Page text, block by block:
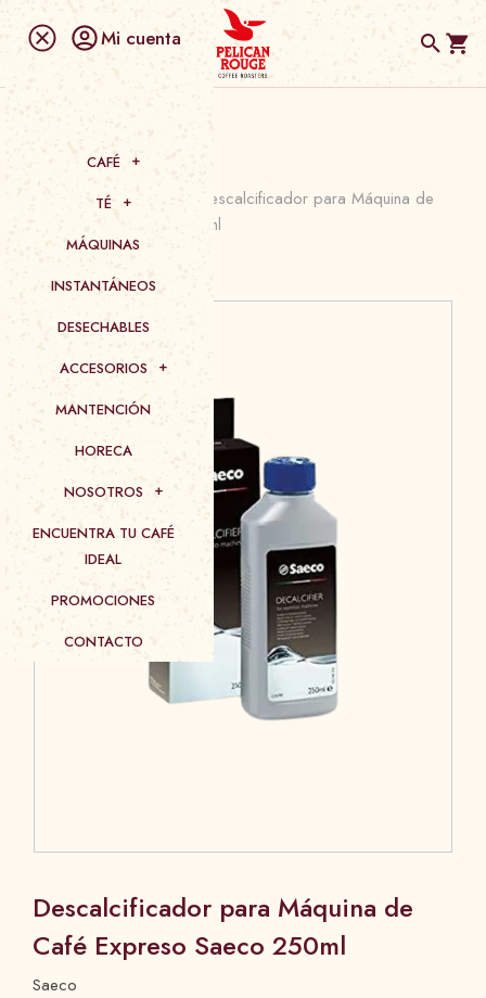
Mi cuenta
CAFÉ
TÉ
MÁQUINAS
INSTANTÁNEOS
DESECHABLES
ACCESORIOS
MANTENCIÓN
HORECA
NOSOTROS
ENCUENTRA TU CAFÉ
IDEAL
PROMOCIONES
CONTACTO
»Mantención
Descalcificador para Máquina de
Café Expreso Saeco 250ml
Descalcificador para Máquina de
Café Expreso Saeco 250ml
Saeco